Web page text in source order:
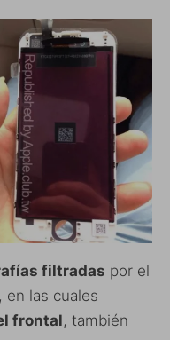
filtradas por el
, en las cuales
frontal, también